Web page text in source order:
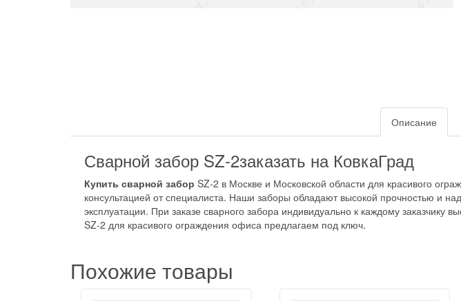
Описание
Сварной забор SZ-2заказать на КовкаГрад
Купить сварной забор SZ-2 в Москве и Московской области для красивого
консультацией от специалиста. Наши заборы обладают высокой прочностью и
эксплуатации. При заказе сварного забора индивидуально к каждому
SZ-2 для красивого ограждения офиса предлагаем под ключ.
Похожие товары